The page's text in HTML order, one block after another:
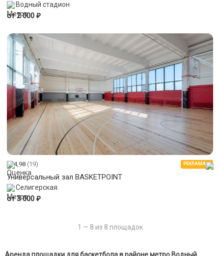
Водный стадион
от 2 000 ₽
4,98 (19) РЕКЛАМА
Универсальный зал BASKETPOINT
Селигерская
от 3 000 ₽
1 — 8 из 8 площадок
Аренда площадки для баскетбола в районе метро Водный